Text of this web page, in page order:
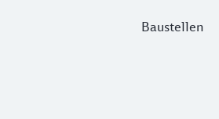
Baustellen